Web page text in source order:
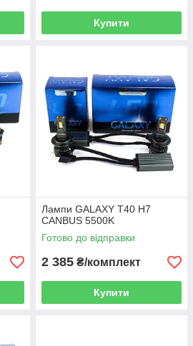
Купити
Лампи GALAXY T40 H7
CANBUS 5500K
Готово до відправки
2 385 ₴/комплект
Купити